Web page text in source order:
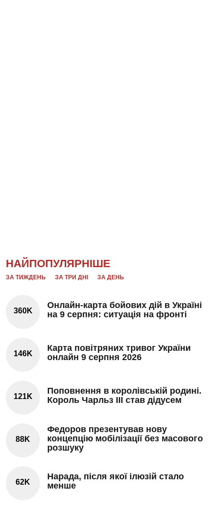
НАЙПОПУЛЯРНІШЕ
ЗА ТИЖДЕНЬ ЗА ТРИ ДНІ ЗА ДЕНЬ
360K
Онлайн-карта бойових дій в Україні
на 9 серпня: ситуація на фронті
146K
Карта повітряних тривог України
онлайн 9 серпня 2026
121K
Поповнення в королівській родині.
Король Чарльз III став дідусем
88K
Федоров презентував нову
концепцію мобілізації без масового
розшуку
62K
Нарада, після якої ілюзій стало
менше